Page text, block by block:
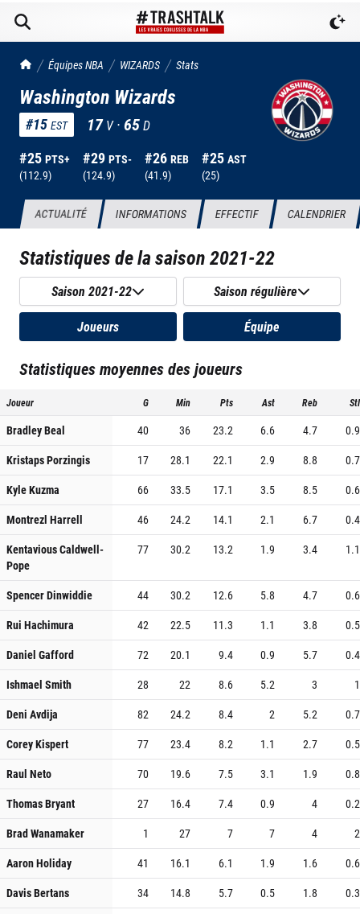
TrashTalk Actu NBA
Équipes NBA WIZARDS Stats
Washington Wizards
#15 EST 17 V ·65D
#25 PTS+
(112.9)
#29 PTS-
(124.9)
#26 REB
(41.9)
#25 AST
(25)
ACTUALITÉ INFORMATIONS EFFECTIF CALENDRIER
Statistiques de la saison2021-22
Saison 2021-22 Saison régulière
Joueurs Équipe
Statistiques moyennes des joueurs
Joueur G Min Pts Ast Reb Stl
Bradley Beal 40 36 23.2 6.6 4.7
0.9
Kristaps Porzingis
17 28.1 22.1 2.9 8.8
0.7
Kyle Kuzma
66 33.5 17.1 3.5 8.5
0.6
Montrezl Harrell
46 24.2 14.1 2.1 6.7
0.4
Kentavious Caldwell-
Pope
77 30.2 13.2 1.9 3.4 1.1
Spencer Dinwiddie 44 30.2 12.6 5.8 4.7
0.6
Rui Hachimura
42 22.5 11.3 1.1 3.8
0.5
Daniel Gafford
72 20.1 9.4 0.9 5.7
0.4
Ishmael Smith
28 22 8.6 5.2 3
1
Deni Avdija
82 24.2 8.4 2 5.2
0.7
Corey Kispert
77 23.4 8.2 1.1 2.7
0.5
Raul Neto
70 19.6 7.5 3.1 1.9
0.8
Thomas Bryant
27 16.4 7.4 0.9 4
0.2
Brad Wanamaker
1 27 7 7 4
2
Aaron Holiday
41 16.1 6.1 1.9 1.6
0.6
Davis Bertans
34 14.8 5.7 0.5 1.8
0.3